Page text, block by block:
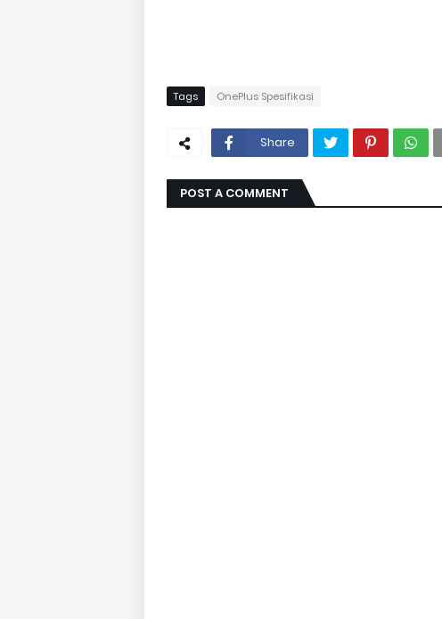
Tags OnePlus Spesifikasi
Share
POST A COMMENT